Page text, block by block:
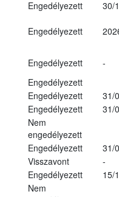
Engedélyezett
30/
Engedélyezett
Engedélyezett
-
Engedélyezett
Engedélyezett
31/
Engedélyezett
31/
Nem
engedélyezett
Engedélyezett
31/
Visszavont
-
Engedélyezett
15/
Nem